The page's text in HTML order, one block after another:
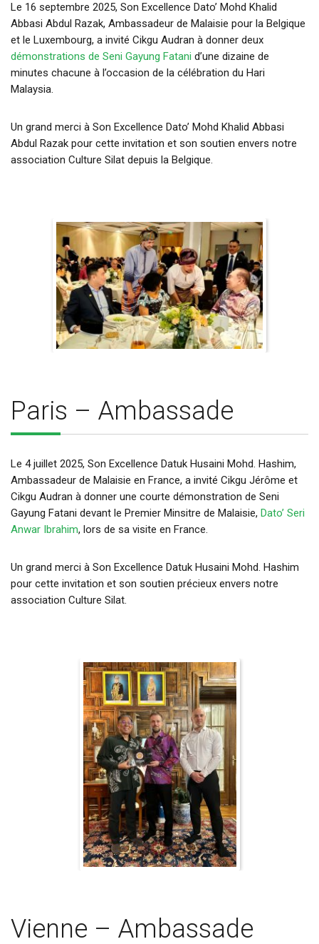
Le 16 septembre 2025, Son Excellence Dato’ Mohd Khalid
Abbasi Abdul Razak, Ambassadeur de Malaisie pour la Belgique
et le Luxembourg, a invité Cikgu Audran à donner deux
démonstrations de Seni Gayung Fatani d’une dizaine de
minutes chacune à l’occasion de la célébration du Hari
Malaysia.
Un grand merci à Son Excellence Dato’ Mohd Khalid Abbasi
Abdul Razak pour cette invitation et son soutien envers notre
association Culture Silat depuis la Belgique.
Paris – Ambassade
Le 4 juillet 2025, Son Excellence Datuk Husaini Mohd. Hashim,
Ambassadeur de Malaisie en France, a invité Cikgu Jérôme et
Cikgu Audran à donner une courte démonstration de Seni
Gayung Fatani devant le Premier Minsitre de Malaisie, Dato’ Seri
Anwar Ibrahim, lors de sa visite en France.
Un grand merci à Son Excellence Datuk Husaini Mohd. Hashim
pour cette invitation et son soutien précieux envers notre
association Culture Silat.
Vienne – Ambassade